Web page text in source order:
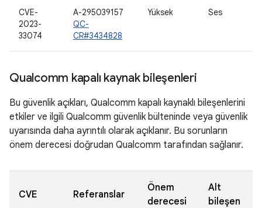
CVE-
2023-
33074
A-295039157
QC-
CR#3434828
Yüksek Ses
Qualcomm kapalı kaynak bileşenleri
Bu güvenlik açıkları, Qualcomm kapalı kaynaklı bileşenlerini
etkiler ve ilgili Qualcomm güvenlik bülteninde veya güvenlik
uyarısında daha ayrıntılı olarak açıklanır. Bu sorunların
önem derecesi doğrudan Qualcomm tarafından sağlanır.
CVE Referanslar
Önem
derecesi
Alt
bileşen